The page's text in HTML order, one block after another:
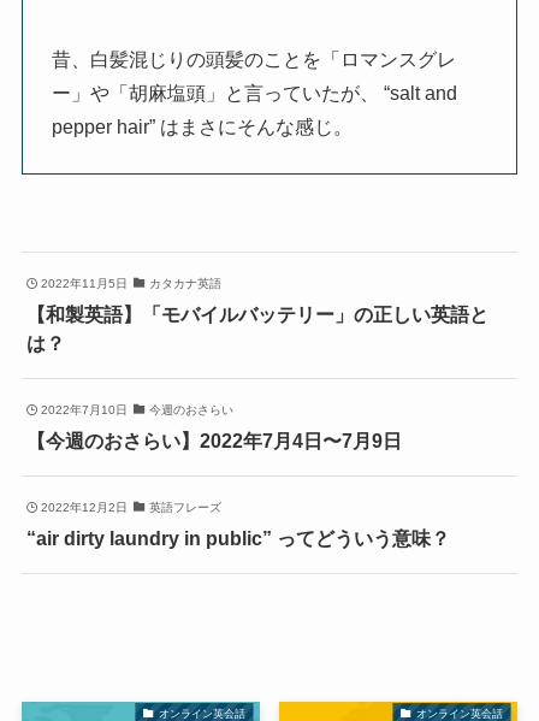
昔、白髪混じりの頭髪のことを「ロマンスグレ
ー」や「胡麻塩頭」と言っていたが、 “salt and
pepper hair” はまさにそんな感じ。
2022年11月5日 カタカナ英語
【和製英語】「モバイルバッテリー」の正しい英語と
は？
2022年7月10日 今週のおさらい
【今週のおさらい】2022年7月4日〜7月9日
2022年12月2日 英語フレーズ
“air dirty laundry in public” ってどういう意味？
オンライン英会話 オンライン英会話